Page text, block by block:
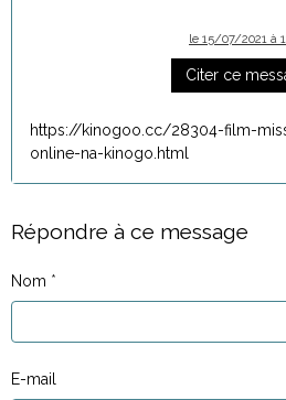
le 15/07/2021 à
Citer ce
https://kinogoo.cc/28304-film-
online-na-kinogo.html
Répondre à ce message
Nom
E-mail